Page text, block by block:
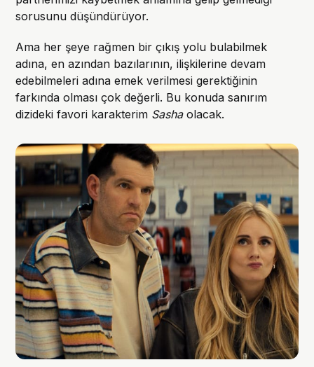
sorusunu düşündürüyor.
Ama her şeye rağmen bir çıkış yolu bulabilmek
adına, en azından bazılarının, ilişkilerine devam
edebilmeleri adına emek verilmesi gerektiğinin
farkında olması çok değerli. Bu konuda sanırım
dizideki favori karakterim Sashaolacak.